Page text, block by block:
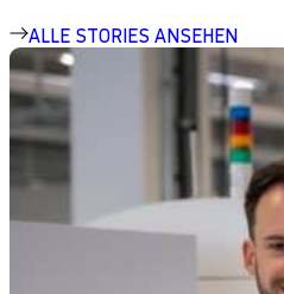
ALLE STORIES ANSEHEN